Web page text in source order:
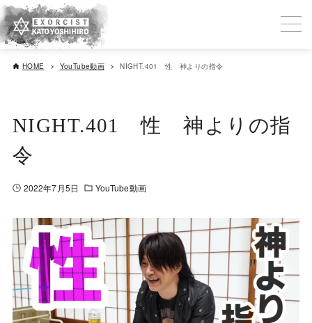
HOME YouTube動画 NIGHT.401 性 神よりの指令
NIGHT.401 性 神よりの指
令
2022年7月5日 YouTube動画